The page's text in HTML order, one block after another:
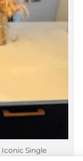
Iconic Single